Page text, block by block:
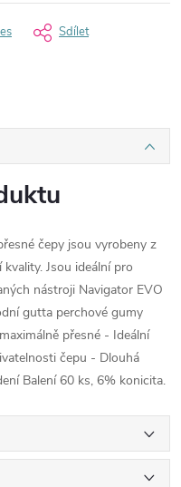
Sdílet
čepy jsou vyrobeny z
Jsou ideální pro
nástroji Navigator EVO
gutta perchové gumy
přesné - Ideální
čepu - Dlouhá
Balení 60 ks, 6% konicita.